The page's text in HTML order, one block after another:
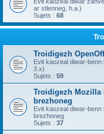
ar stlenneg, h.a.)
Sujets : 68
Troidigezh
Evit kaozeal diwar-
3.x)
Sujets : 59
Troidigezh Mozilla
brezhoneg
Evit kaozeal diwar-
brezhoneg
Sujets : 37